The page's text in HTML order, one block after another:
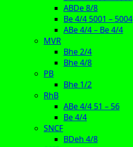
ABDe 8/8
Be 4/4 5001 – 5004
ABe 4/4 – Be 4/4
MVR
Bhe 2/4
Bhe 4/8
PB
Bhe 1/2
RhB
ABe 4/4 51 – 56
Be 4/4
SNCF
BDeh 4/8